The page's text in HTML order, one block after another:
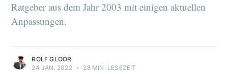
Ratgeber aus dem Jahr 2003 mit einigen aktuellen
Anpassungen.
ROLF GLOOR
24 JAN. 2022 • 28 MIN. LESEZEIT